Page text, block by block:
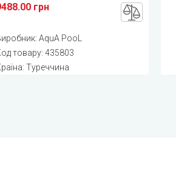
грн
AquA PooL
товару: 435803
Туреччина